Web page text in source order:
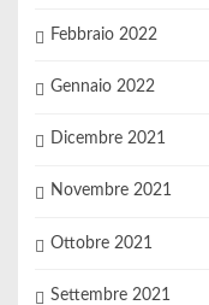
Febbraio 2022
Gennaio 2022
Dicembre 2021
Novembre 2021
Ottobre 2021
Settembre 2021